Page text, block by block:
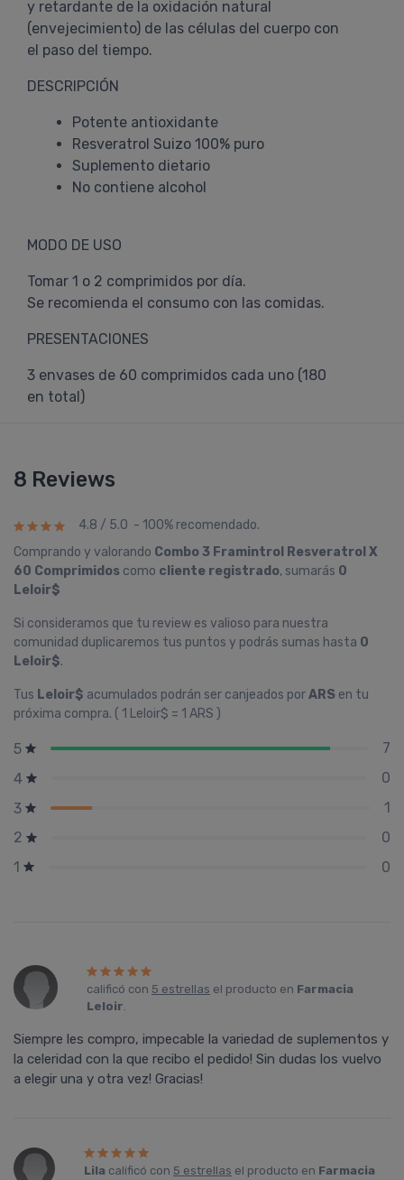
y retardante de la oxidación natural
(envejecimiento) de las células del cuerpo con
el paso del tiempo.
DESCRIPCIÓN
Potente antioxidante
Resveratrol Suizo 100% puro
Suplemento dietario
No contiene alcohol
MODO DE USO
Tomar 1 o 2 comprimidos por día.
Se recomienda el consumo con las comidas.
PRESENTACIONES
3 envases de 60 comprimidos cada uno (180
en total)
8 Reviews
4.8 / 5.0 - 100% recomendado.
Comprando y valorando Combo 3 Framintrol Resveratrol X
60 Comprimidos como cliente registrado, sumarás 0
Leloir$
Si consideramos que tu review es valioso para nuestra
comunidad duplicaremos tus puntos y podrás sumas hasta 0
Leloir$.
Tus Leloir$ acumulados podrán ser canjeados porARS en tu
próxima compra. ( 1 Leloir$ = 1 ARS )
5
7
4
0
3
1
2
0
1
0
calificó con 5 estrellas el producto en Farmacia
Leloir.
Siempre les compro, impecable la variedad de suplementos y
la celeridad con la que recibo el pedido! Sin dudas los vuelvo
a elegir una y otra vez! Gracias!
Lila calificó con 5 estrellas el producto en Farmacia